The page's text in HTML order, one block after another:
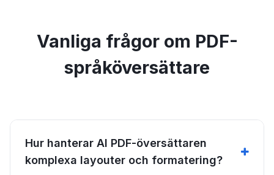
Vanliga frågor om PDF-
språköversättare
Hur hanterar AI PDF-översättaren
komplexa layouter och formatering?